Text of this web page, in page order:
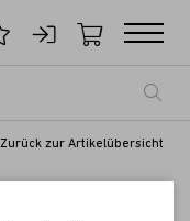
Zurück zur Artikelübersicht